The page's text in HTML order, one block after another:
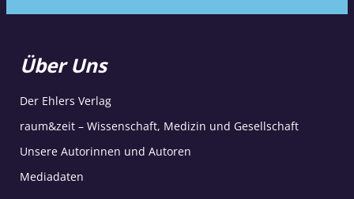
Über Uns
Der Ehlers Verlag
raum&zeit – Wissenschaft, Medizin und Gesellschaft
Unsere Autorinnen und Autoren
Mediadaten